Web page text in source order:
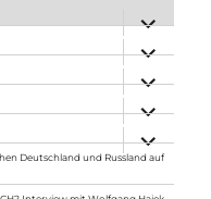
anzeigen
anzeigen
anzeigen
anzeigen
anzeigen
Deutschland und Russland auf